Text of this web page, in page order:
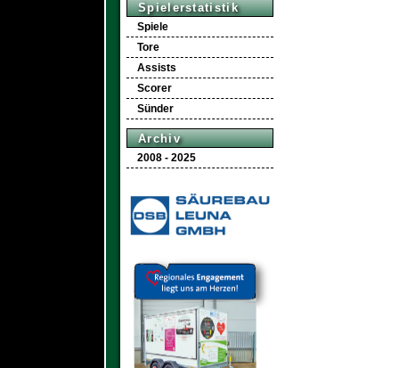
Spielerstatistik
Spiele
Tore
Assists
Scorer
Sünder
Archiv
2008 - 2025